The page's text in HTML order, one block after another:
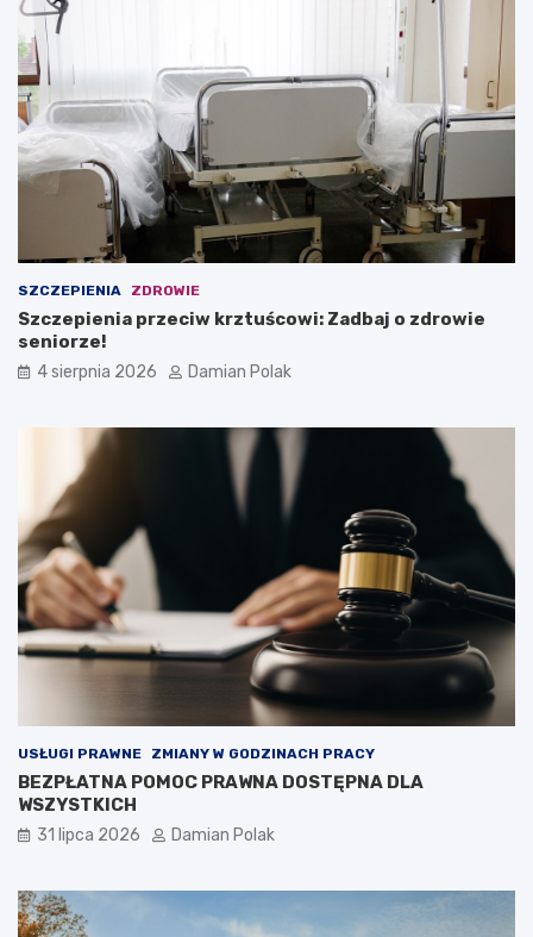
SZCZEPIENIA ZDROWIE
Szczepienia przeciw krztuścowi: Zadbaj o zdrowie
seniorze!
4 sierpnia 2026 Damian Polak
USŁUGI PRAWNE ZMIANY W GODZINACH PRACY
BEZPŁATNA POMOC PRAWNA DOSTĘPNA DLA
WSZYSTKICH
31 lipca 2026 Damian Polak